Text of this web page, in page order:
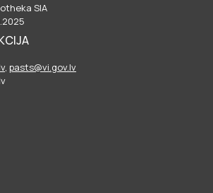
SIA
, pasts@vi.gov.lv